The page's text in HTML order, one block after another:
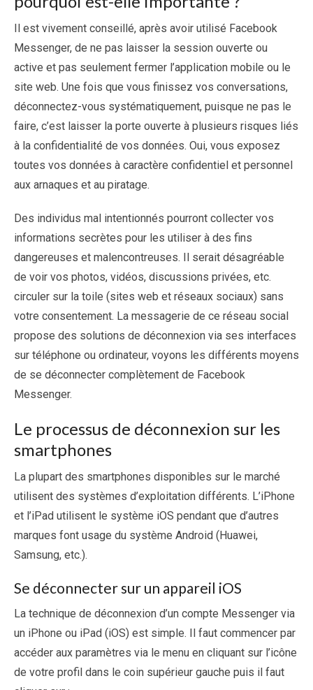
Il est vivement conseillé, après avoir utilisé Facebook
Messenger, de ne pas laisser la session ouverte ou
active et pas seulement fermer l’application mobile ou le
site web. Une fois que vous finissez vos conversations,
déconnectez-vous systématiquement, puisque ne pas le
faire, c’est laisser la porte ouverte à plusieurs risques liés
à la confidentialité de vos données. Oui, vous exposez
toutes vos données à caractère confidentiel et personnel
aux arnaques et au piratage.
Des individus mal intentionnés pourront collecter vos
informations secrètes pour les utiliser à des fins
dangereuses et malencontreuses. Il serait désagréable
de voir vos photos, vidéos, discussions privées, etc.
circuler sur la toile (sites web et réseaux sociaux) sans
votre consentement. La messagerie de ce réseau social
propose des solutions de déconnexion via ses interfaces
sur téléphone ou ordinateur, voyons les différents moyens
de se déconnecter complètement de Facebook
Messenger.
Le processus de déconnexion sur les
smartphones
La plupart des smartphones disponibles sur le marché
utilisent des systèmes d’exploitation différents. L’iPhone
et l’iPad utilisent le système iOS pendant que d’autres
marques font usage du système Android (Huawei,
Samsung, etc.).
Se déconnecter sur un appareil iOS
La technique de déconnexion d’un compte Messenger via
un iPhone ou iPad (iOS) est simple. Il faut commencer par
accéder aux paramètres via le menu en cliquant sur l’icône
de votre profil dans le coin supérieur gauche puis il faut